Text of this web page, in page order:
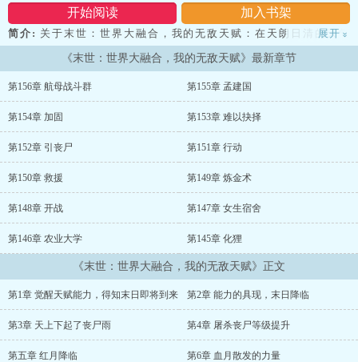
开始阅读 加入书架
简介: 关于末世：世界大融合，我的无敌天赋：在天朗日清的天气
下，天空忽然传出一声响彻云端的巨响，随即，天空中带给人类无尽
光和热的太阳，被猩红的光芒覆盖，猩红的光芒照耀着全世界，同时
半空中出现了无数裂纹，就像世界裂开了一样。正当人类震惊于这些
们绝望之时，世界降下祂对生命的恩赐，有部分幸运的人类觉醒出自
己独有的天赋能力。在这些人类的带领下，组建一个个避难所，艰难
的求生时；世界又跟人们开来一个玩笑，域外的无数的世界正要与这
个世界融合。世界融合中，这个名为蓝星的世界出现灵气、鬼气复
苏。这其中究竟是神话的复苏或者只是某些东西的阴谋。...
展开 »
《末世：世界大融合，我的无敌天赋》最新章节
第156章 航母战斗群 第155章 孟建国
第154章 加固 第153章 难以抉择
第152章 引丧尸 第151章 行动
第150章 救援 第149章 炼金术
第148章 开战 第147章 女生宿舍
第146章 农业大学 第145章 化狸
《末世：世界大融合，我的无敌天赋》正文
第1章 觉醒天赋能力，得知末日即将到来 第2章 能力的具现，末日降临
第3章 天上下起了丧尸雨 第4章 屠杀丧尸等级提升
第五章 红月降临 第6章 血月散发的力量